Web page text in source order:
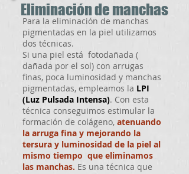
Para la eliminación de manchas
pigmentadas en la piel utilizamos
dos técnicas.
Si una piel está fotodañada (
dañada por el sol) con arrugas
finas, poca luminosidad y manchas
pigmentadas, empleamos la LPI
(Luz Pulsada Intensa). Con esta
técnica conseguimos estimular la
formación de colágeno, atenuando
la arruga fina y mejorando la
tersura y luminosidad de la piel al
mismo tiempo que eliminamos
las manchas. Es una técnica que
Eliminación de manchas